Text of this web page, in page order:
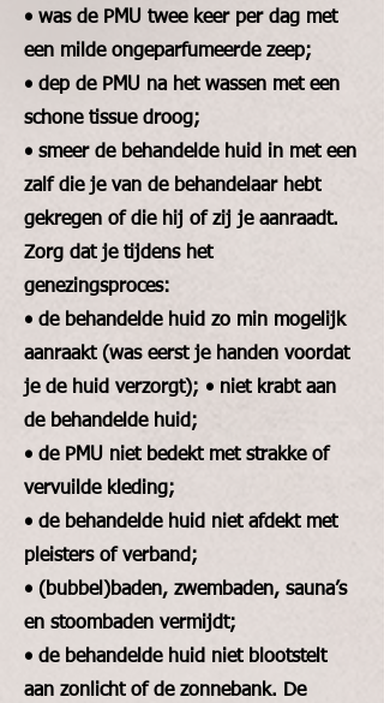
• was de PMU twee keer per dag met
een milde ongeparfumeerde zeep;
• dep de PMU na het wassen met een
schone tissue droog;
• smeer de behandelde huid in met een
zalf die je van de behandelaar hebt
gekregen of die hij of zij je aanraadt.
Zorg dat je tijdens het
genezingsproces:
• de behandelde huid zo min mogelijk
aanraakt (was eerst je handen voordat
je de huid verzorgt); • niet krabt aan
de behandelde huid;
• de PMU niet bedekt met strakke of
vervuilde kleding;
• de behandelde huid niet afdekt met
pleisters of verband;
• (bubbel)baden, zwembaden, sauna’s
en stoombaden vermijdt;
• de behandelde huid niet blootstelt
aan zonlicht of de zonnebank. De